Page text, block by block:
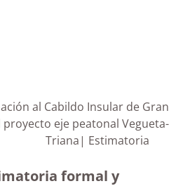
al Cabildo Insular de Gran
proyecto eje peatonal Vegueta-
Triana| Estimatoria
formal y